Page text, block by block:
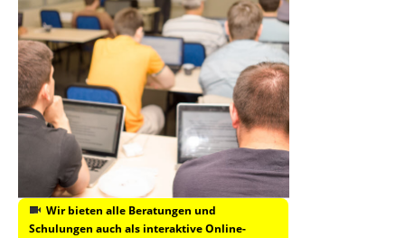
Wir bieten alle Beratungen und
Schulungen auch als interaktive Online-